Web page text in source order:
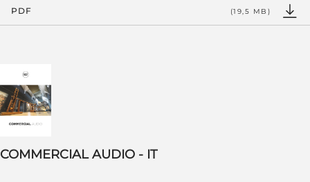
PDF (19,5 MB)
COMMERCIAL AUDIO - IT